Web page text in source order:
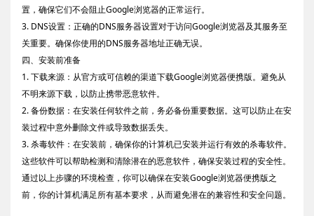
置，确保它们不会阻止Google浏览器的正常运行。
3. DNS设置：正确的DNS服务器设置对于访问Google浏览器及其服务至
关重要。确保你使用的DNS服务器地址正确无误。
四、安装前准备
1. 下载来源：从官方或可信赖的渠道下载Google浏览器便携版。避免从
不明来源下载，以防止携带恶意软件。
2. 备份数据：在安装任何软件之前，务必备份重要数据。这可以防止在安
装过程中意外删除文件或导致数据丢失。
3. 杀毒软件：在安装前，确保你的计算机已安装并运行有效的杀毒软件。
这些软件可以帮助检测和清除潜在的恶意软件，确保安装过程的安全性。
通过以上步骤的环境检查，你可以确保在安装Google浏览器便携版之
前，你的计算机满足所有基本要求，从而避免潜在的兼容性和安全问题。